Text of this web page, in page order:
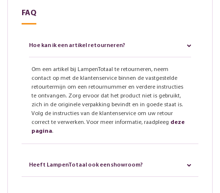
FAQ
Hoe kan ik een artikel retourneren?
Om een artikel bij LampenTotaal te retourneren, neem
contact op met de klantenservice binnen de vastgestelde
retourtermijn om een retournummer en verdere instructies
te ontvangen. Zorg ervoor dat het product niet is gebruikt,
zich in de originele verpakking bevindt en in goede staat is.
Volg de instructies van de klantenservice om uw retour
correct te verwerken. Voor meer informatie, raadpleeg deze
pagina.
Heeft LampenTotaal ook een showroom?